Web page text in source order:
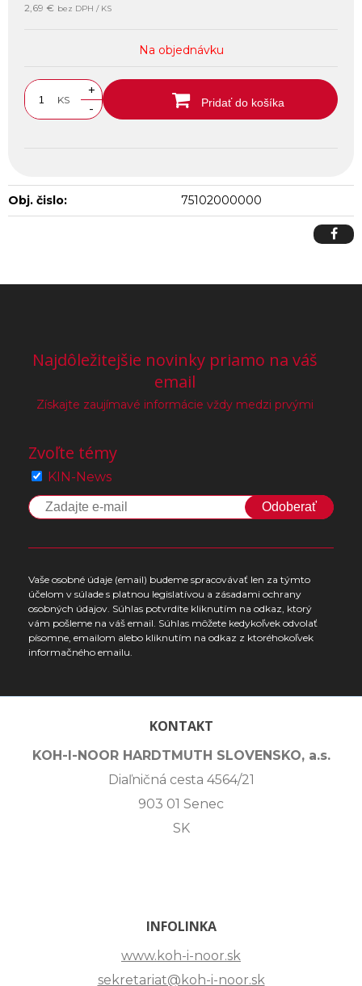
2,69 € bez DPH / KS
Na objednávku
KS
+
-
Pridať do košíka
Obj. čislo: 75102000000
Najdôležitejšie novinky priamo na váš
email
Získajte zaujímavé informácie vždy medzi prvými
Zvoľte témy
KIN-News
Odoberať
Vaše osobné údaje (email) budeme spracovávať len za týmto
účelom v súlade s platnou legislatívou a zásadami ochrany
osobných údajov. Súhlas potvrdíte kliknutím na odkaz, ktorý
vám pošleme na váš email. Súhlas môžete kedykoľvek odvolať
písomne, emailom alebo kliknutím na odkaz z ktoréhokoľvek
informačného emailu.
KONTAKT
KOH-I-NOOR HARDTMUTH SLOVENSKO, a.s.
Diaľničná cesta 4564/21
903 01 Senec
SK
INFOLINKA
www.koh-i-noor.sk
sekretariat@koh-i-noor.sk